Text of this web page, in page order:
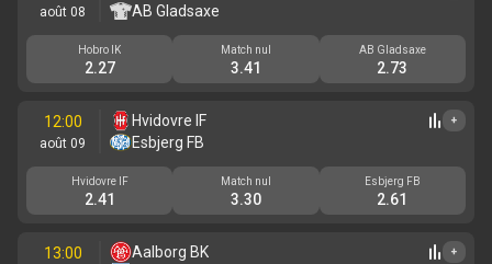
août 08
AB Gladsaxe
Hobro IK
2.27
Match nul
3.41
AB Gladsaxe
2.73
12:00
août 09
Hvidovre IF
Esbjerg FB
+
Hvidovre IF
2.41
Match nul
3.30
Esbjerg FB
2.61
13:00
Aalborg BK
+